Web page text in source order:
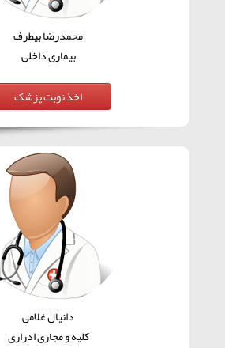
محمدرضا بیطرف
بیماری داخلی
دانیال غلامی
کلیه و مجاری ادراری